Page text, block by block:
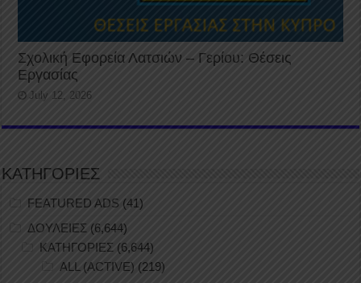
Σχολική Εφορεία Λατσιών – Γερίου: Θέσεις
Εργασίας
July 12, 2026
ΚΑΤΗΓΟΡΙΕΣ
FEATURED ADS (41)
ΔΟΥΛΕΙΕΣ (6,644)
ΚΑΤΗΓΟΡΙΕΣ (6,644)
ALL (ACTIVE) (219)